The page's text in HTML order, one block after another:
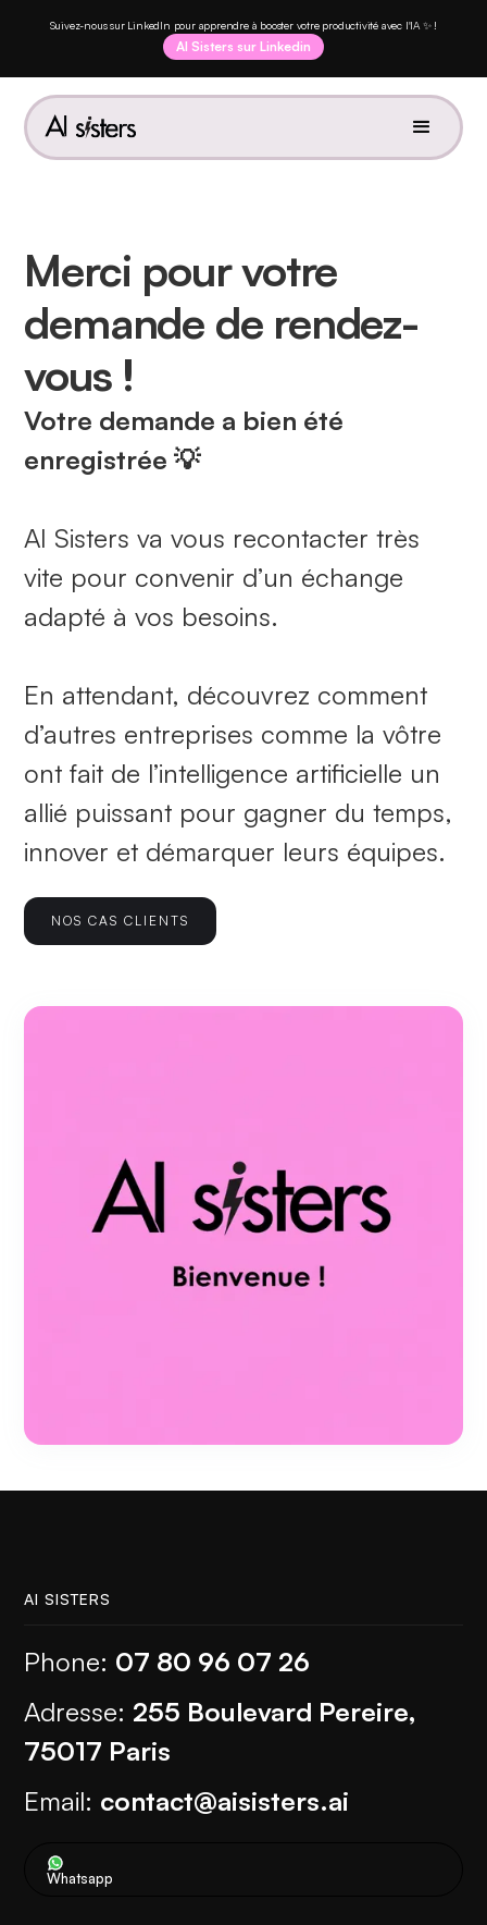
Suivez-nous sur LinkedIn pour apprendre à booster votre productivité avec l'IA ✨ !
AI Sisters sur Linkedin
Merci pour votre
demande de rendez-
vous !
Votre demande a bien été
enregistrée 💡
AI Sisters va vous recontacter très
vite pour convenir d’un échange
adapté à vos besoins.
En attendant, découvrez comment
d’autres entreprises comme la vôtre
ont fait de l’intelligence artificielle un
allié puissant pour gagner du temps,
innover et démarquer leurs équipes.
NOS CAS CLIENTS
AI SISTERS
Phone: 07 80 96 07 26
Adresse: 255 Boulevard Pereire,
75017 Paris
Email: contact@aisisters.ai
Whatsapp